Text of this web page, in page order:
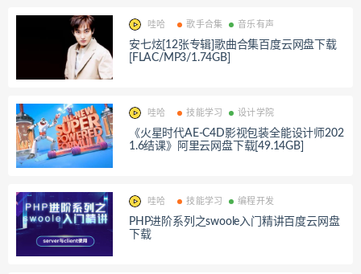
哇哈 歌手合集 音乐有声
安七炫[12张专辑]歌曲合集百度云网盘下载
[FLAC/MP3/1.74GB]
哇哈 技能学习 设计学院
《火星时代AE-C4D影视包装全能设计师202
1.6结课》阿里云网盘下载[49.14GB]
哇哈 技能学习 编程开发
PHP进阶系列之swoole入门精讲百度云网盘
下载